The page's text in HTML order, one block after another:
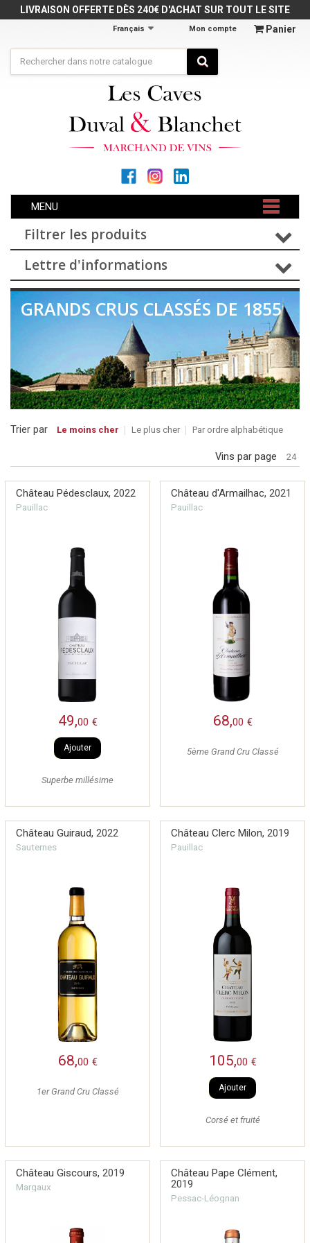
LIVRAISON OFFERTE DÈS 240€ D'ACHAT SUR TOUT LE SITE
Panier
Mon compte
Français
MENU
Filtrer les produits
Lettre d'informations
GRANDS CRUS CLASSÉS DE 1855
Trier par Le moins cher Le plus cher Par ordre alphabétique
Vins par page 24
Château Pédesclaux, 2022
Pauillac
49,00 €
Ajouter
Superbe millésime
Château d'Armailhac, 2021
Pauillac
68,00 €
5ème Grand Cru Classé
Château Guiraud, 2022
Sauternes
68,00 €
1er Grand Cru Classé
Château Clerc Milon, 2019
Pauillac
105,00 €
Ajouter
Corsé et fruité
Château Giscours, 2019
Margaux
Château Pape Clément,
2019
Pessac-Léognan
Panneau de gestion des cookies